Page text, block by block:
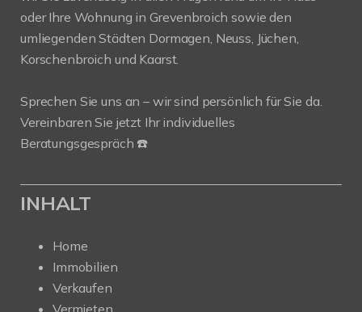
oder Ihre Wohnung in Grevenbroich sowie den
umliegenden Städten Dormagen, Neuss, Jüchen,
Korschenbroich und Kaarst.
Sprechen Sie uns an – wir sind persönlich für Sie da.
Vereinbaren Sie jetzt Ihr individuelles
Beratungsgespräch ☎️
INHALT
Home
Immobilien
Verkaufen
Vermieten